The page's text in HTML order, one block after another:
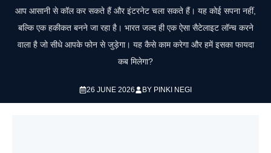
आप आसानी से कॉल कर सकते हैं और इंटरनेट चला सकते हैं। यह कोई सपना नहीं,
बल्कि एक हकीकत बनने जा रहा है। भारत जल्द ही एक ऐसा सैटेलाइट लॉन्च करने
वाला है जो सीधे आपके फोन से जुड़ेगा। यह कैसे काम करेगा और हमें इसका फायदा
कब मिलेगा?
26 JUNE 2026 BY PINKI NEGI